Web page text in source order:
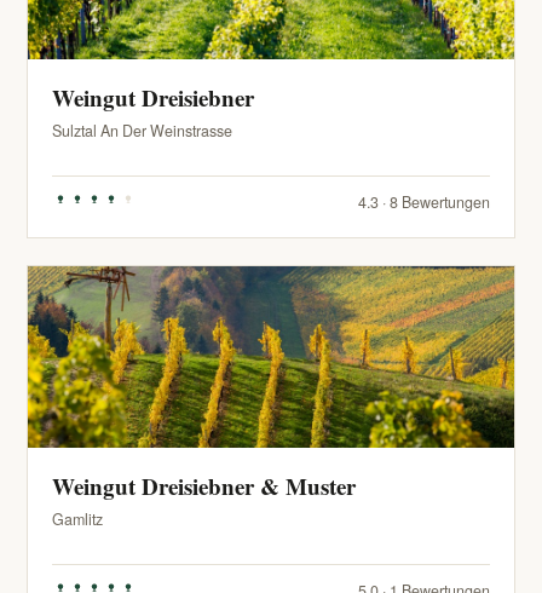
Weingut Dreisiebner
Sulztal An Der Weinstrasse
4.3 · 8 Bewertungen
Weingut Dreisiebner & Muster
Gamlitz